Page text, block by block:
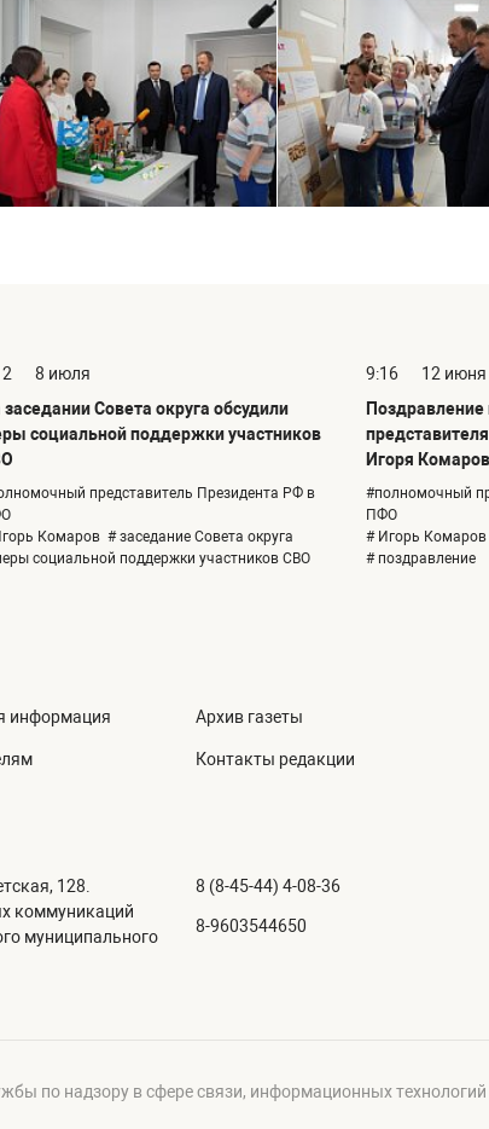
8 июля
заседании Совета округа обсудили
социальной поддержки участников
представитель Президента РФ в
Комаров # заседание Совета округа
социальной поддержки участников СВО
9:16
12 июня
Игоря
#полномочный
ПФО
# Игорь Комаров
# поздравление
информация Архив газеты
Контакты редакции
128.
коммуникаций
муниципального
8 (8-45-44) 4-08-36
8-9603544650
по надзору в сфере связи, информационных